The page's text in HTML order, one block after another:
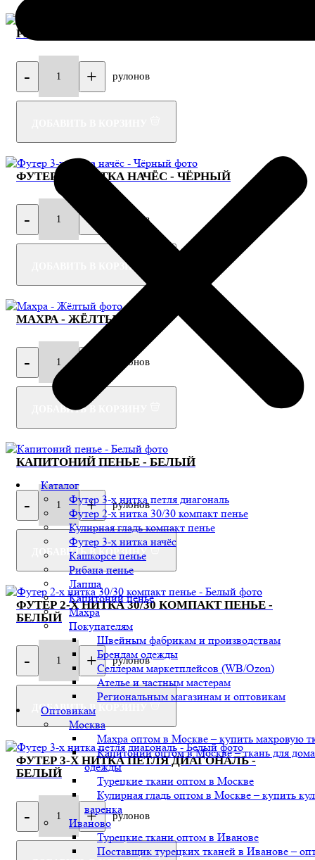
Каталог
Футер 3-х нитка петля диагональ
Футер 2-х нитка 30/30 компакт пенье
Кулирная гладь компакт пенье
Футер 3-х нитка начёс
Кашкорсе пенье
Рибана пенье
Лапша
Капитоний пенье
Махра
Покупателям
Швейным фабрикам и производствам
Брендам одежды
Селлерам маркетплейсов (WB/Ozon)
Ателье и частным мастерам
Региональным магазинам и оптовикам
Оптовикам
Москва
Махра оптом в Москве – купить махровую
Капитоний оптом в Москве – ткань для
одежды
Турецкие ткани оптом в Москве
Кулирная гладь оптом в Москве – купить
варенка
Иваново
Турецкие ткани оптом в Иванове
Поставщик турецких тканей в Иванове –
РИБАНА ПЕНЬЕ - БЕЛЫЙ
- 1 + рулонов
ФУТЕР 3-Х НИТКА НАЧЁС - ЧЁРНЫЙ
- 1 + рулонов
ДОБАВИТЬ В КОРЗИНУ
МАХРА - ЖЁЛТЫЙ
- 1 рулонов
ДОБАВИТЬ В КОРЗИНУ
КАПИТОНИЙ ПЕНЬЕ - БЕЛЫЙ
- 1 + рулонов
ДОБАВИТЬ В КОРЗИНУ
ФУТЕР 2-Х НИТКА 30/30 КОМПАКТ ПЕНЬЕ -
БЕЛЫЙ
- 1 + рулонов
ДОБАВИТЬ В КОРЗИНУ
ФУТЕР 3-Х НИТКА ПЕТЛЯ ДИАГОНАЛЬ -
БЕЛЫЙ
- 1 + рулонов